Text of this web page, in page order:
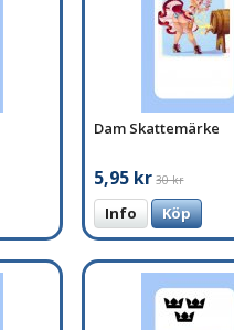
Dam Skattemärke
5,95 kr 30 kr
Info Köp